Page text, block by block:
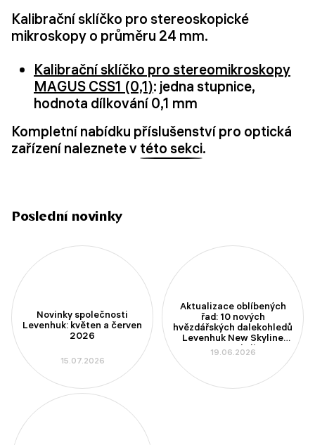
Kalibrační sklíčko pro stereoskopické
mikroskopy o průměru 24 mm.
Kalibrační sklíčko pro stereomikroskopy
MAGUS CSS1 (0,1): jedna stupnice,
hodnota dílkování 0,1 mm
Kompletní nabídku příslušenství pro optická
zařízení naleznete v této sekci.
Poslední novinky
Novinky společnosti
Levenhuk: květen a červen
2026
15.07.2026
Aktualizace oblíbených
řad: 10 nových
hvězdářských dalekohledů
Levenhuk New Skyline
PLUS a New Skyline PRO
19.06.2026